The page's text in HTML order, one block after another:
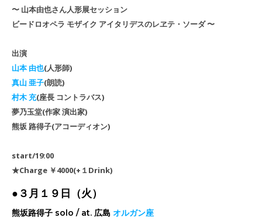
〜 山本由也さん人形展セッション
ビードロオペラ モザイク アイタリデスのレヱテ・ソーダ 〜
出演
山本 由也(人形師)
真山 亜子(朗読)
村木 充(座長 コントラバス)
夢乃玉堂(作家 演出家)
熊坂 路得子(アコーディオン)
start/19:00
★Charge ￥4000(+１Drink)
●３月１９日（火）
熊坂路得子 solo / at. 広島 オルガン座